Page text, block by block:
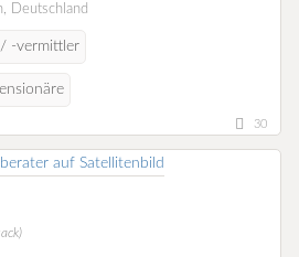
Deutschland
-vermittler
30